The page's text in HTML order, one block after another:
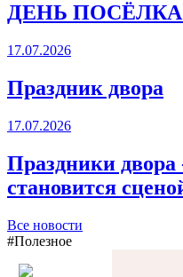
ДЕНЬ
17.07.2026
Праздник двора
17.07.2026
Праздники двора
становится
Все новости
#Полезное